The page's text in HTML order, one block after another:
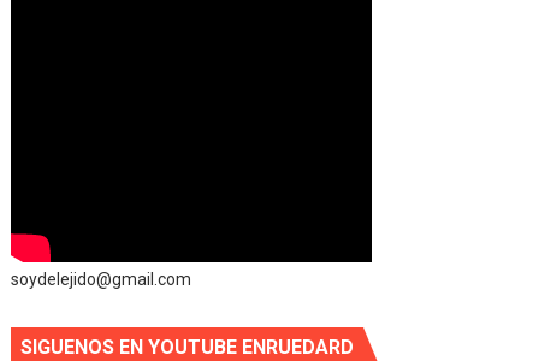
soydelejido@gmail.com
SIGUENOS EN YOUTUBE ENRUEDARD